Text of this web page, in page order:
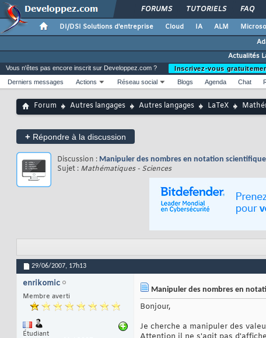
FORUMS TUTORIELS FAQ
DI/DSI Solutions d'entreprise Cloud IA ALM
Actualités
Vous n'êtes pas encore inscrit sur Developpez.com ?
Inscrivez-vous
Derniers messages
Actions Réseau social Blogs Agenda Chat
Forum Autres langages Autres langages LaTeX
+ Répondre à la discussion
Discussion : Manipuler des nombres en notation scientifique
Sujet : Mathématiques - Sciences
29/06/2007, 17h13
enrikomic
Membre averti
Étudiant
Manipuler des nombres en
Bonjour,
Je cherche a manipuler des